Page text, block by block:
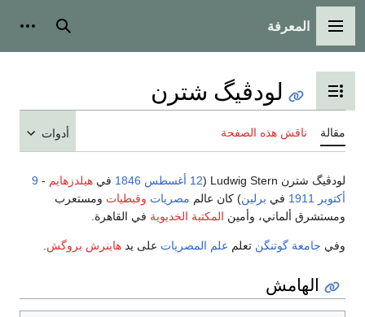
القائمة الرئيسية
المعرفة بحث
تبديل عرض جدول المحتويات
لودڤيگ شترن
مقالة ناقش هذه الصفحة أدوات
لودڤيگ شترن Ludwig Stern ‏( 12 أغسطس 1846 في هيلدزهايم -
9
أكتوبر
1911 في برلين) كان عالم مصريات وقبطيات ومستعرب
ومستشرق ألماني، وأمين المكتبة الخديوية في القاهرة.
وفي جامعة گوتنگن تعلم علم المصريات على يد هاينرش بروگش
الهامش